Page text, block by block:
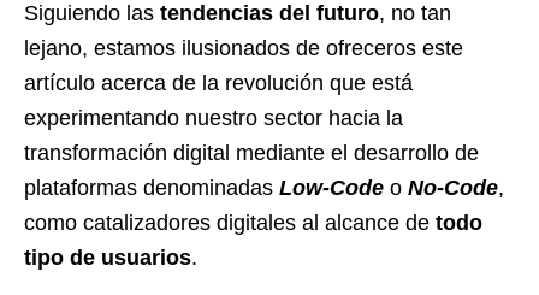
Siguiendo las tendencias del futuro, no tan
lejano, estamos ilusionados de ofreceros este
artículo acerca de la revolución que está
experimentando nuestro sector hacia la
transformación digital mediante el desarrollo de
plataformas denominadas Low-Code o No-Code,
como catalizadores digitales al alcance de todo
tipo de usuarios.